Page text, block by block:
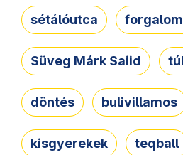
sétálóutca
Süveg Márk Saiid
döntés bulivillamos
kisgyerekek teqball